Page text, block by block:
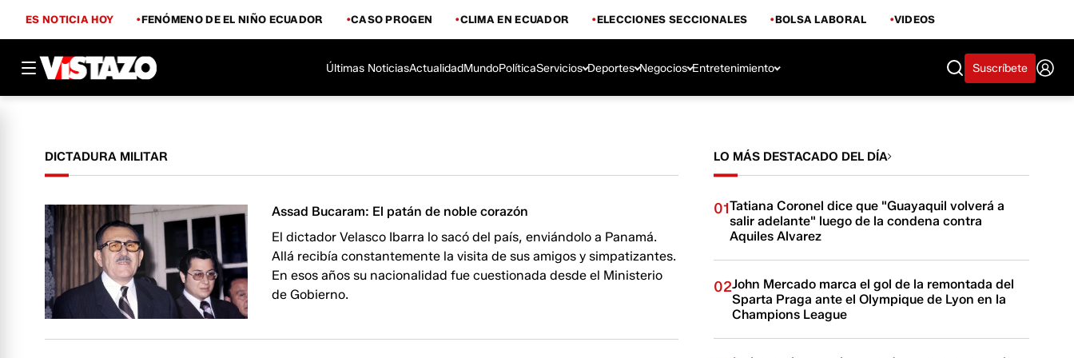
ES NOTICIA HOY FENÓMENO DE EL NIÑO ECUADOR CASO PROGEN CLIMA EN ECUADOR ELECCIONES SECCIONALES BOLSA LABORAL VIDEOS
Últimas NoticiasActualidadMundoPolíticaServicios Deportes Negocios Entretenimiento Suscríbete
DICTADURA MILITAR
Assad Bucaram: El patán de noble corazón
El dictador Velasco Ibarra lo sacó del país, enviándolo a Panamá.
Allá recibía constantemente la visita de sus amigos y simpatizantes.
En esos años su nacionalidad fue cuestionada desde el Ministerio
de Gobierno.
LO MÁS DESTACADO DEL DÍA
01Tatiana Coronel dice que "Guayaquil volverá a
salir adelante" luego de la condena contra
Aquiles Alvarez
02John Mercado marca el gol de la remontada del
Sparta Praga ante el Olympique de Lyon en la
Champions League